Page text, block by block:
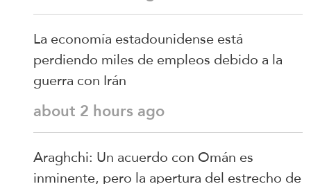
La economía estadounidense está
perdiendo miles de empleos debido a la
guerra con Irán
about 2 hours ago
Araghchi: Un acuerdo con Omán es
inminente, pero la apertura del estrecho de